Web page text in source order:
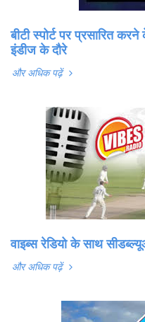
बीटी स्पोर्ट पर प्रसारित
इंडीज के दौरे
और अधिक पढ़ें
वाइब्स रेडियो के साथ
और अधिक पढ़ें